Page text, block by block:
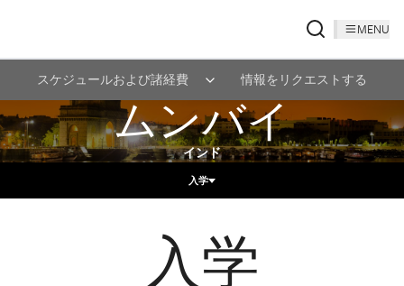
MENU
スケジュールおよび諸経費 情報をリクエストする
ムンバイ
インド
入学
入学